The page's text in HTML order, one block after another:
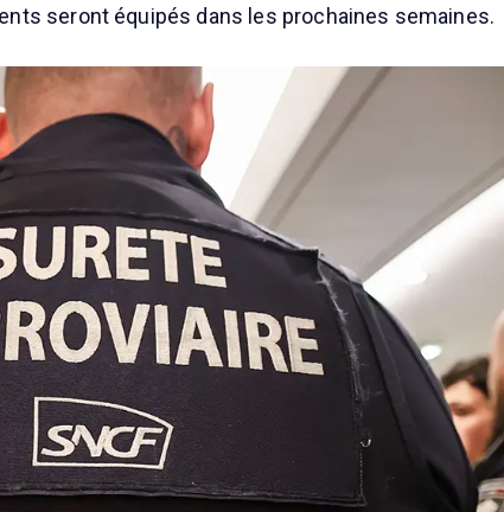
seront équipés dans les prochaines semaines.